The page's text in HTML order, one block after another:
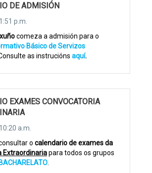
DE ADMISIÓN
p.m.
comeza a admisión para o
Básico de Servizos
Consulte as instrucións aquí.
EXAMES CONVOCATORIA
a.m.
o calendario de exames da
Extraordinariapara todos os grupos